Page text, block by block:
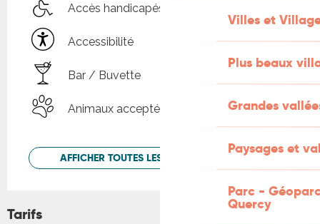
Villes et
Plus beaux
Grandes
Paysages et
Parc -
Quercy
Accès handicapés
Accessibilité
Bar / Buvette
Animaux acceptés
AFFICHER TOUTES LES PRESTATIONS
Tarifs